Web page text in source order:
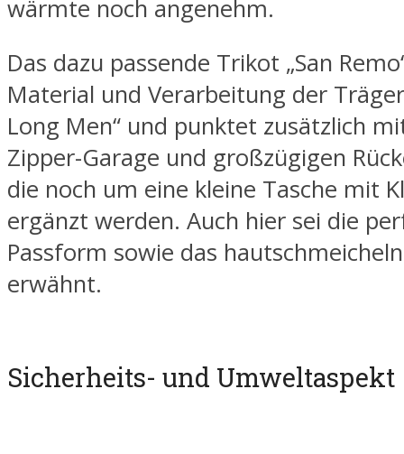
wärmte noch angenehm.
Das dazu passende Trikot „San
Material und Verarbeitung der
Long Men“ und punktet zusätzlich
Zipper-Garage und großzügigen
die noch um eine kleine Tasche mit
ergänzt werden. Auch hier sei die
Passform sowie das
erwähnt.
Sicherheits- und Umweltaspekt